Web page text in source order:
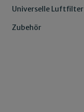
Universelle Luftfilter
Zubehör